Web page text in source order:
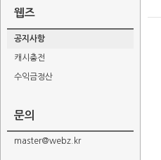
웹즈
공지사항
캐시충전
수익금정산
문의
master@webz.kr